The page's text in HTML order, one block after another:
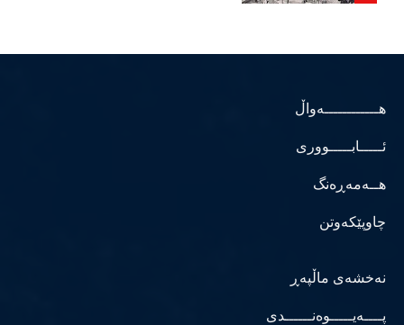
هــــــــــــەواڵ
ئـــــابـــــووری
هــەمەڕەنگ
چاوپێکەوتن
نەخشەی ماڵپەڕ
پــــەیـــــوەنــــــدی